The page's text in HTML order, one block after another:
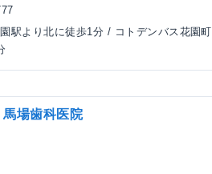
駅より北に徒歩1分 / コトデンバス花園町
馬場歯科医院